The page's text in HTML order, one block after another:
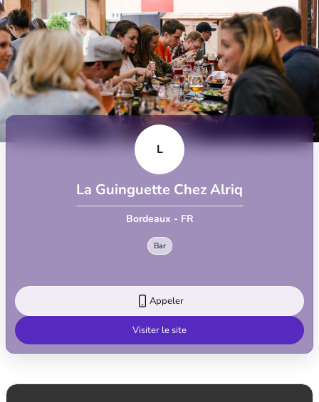
L
La Guinguette Chez Alriq
Bordeaux - FR
Bar
Appeler
Visiter le site